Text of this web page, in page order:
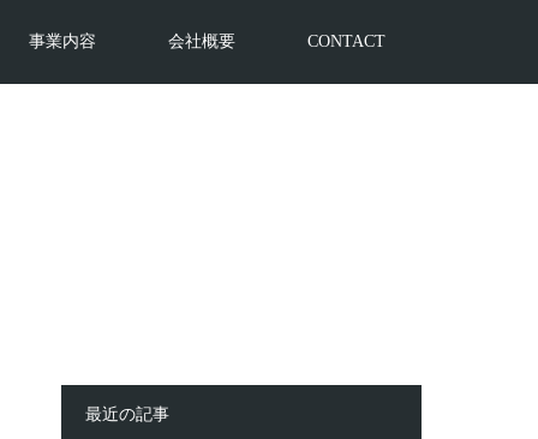
事業内容 会社概要 CONTACT
最近の記事